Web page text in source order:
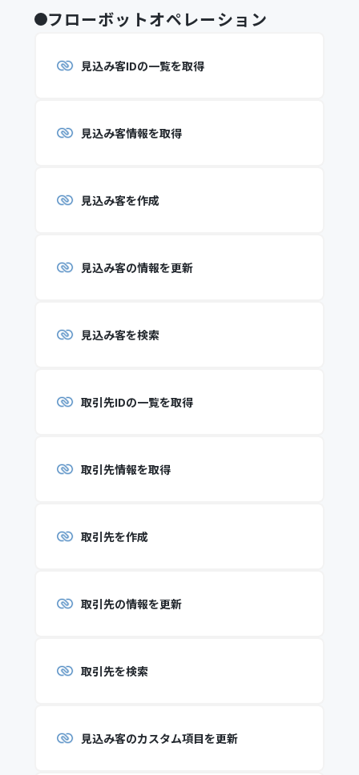
フローボットオペレーション
見込み客IDの一覧を取得
見込み客情報を取得
見込み客を作成
見込み客の情報を更新
見込み客を検索
取引先IDの一覧を取得
取引先情報を取得
取引先を作成
取引先の情報を更新
取引先を検索
見込み客のカスタム項目を更新